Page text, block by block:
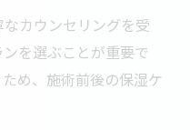
カウンセリングを受
を選ぶことが重要で
め、施術前後の保湿ケ